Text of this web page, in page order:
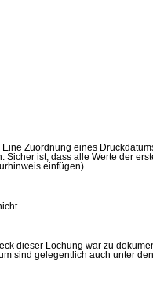
Zuordnung eines
ist, dass alle Werte der
einfügen)
dieser Lochung war zu
sind gelegentlich auch unter